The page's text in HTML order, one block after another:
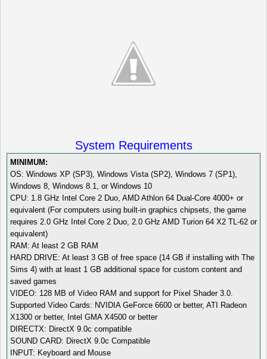
System Requirements
MINIMUM:
OS: Windows XP (SP3), Windows Vista (SP2), Windows 7 (SP1),
Windows 8, Windows 8.1, or Windows 10
CPU: 1.8 GHz Intel Core 2 Duo, AMD Athlon 64 Dual-Core 4000+ or
equivalent (For computers using built-in graphics chipsets, the game
requires 2.0 GHz Intel Core 2 Duo, 2.0 GHz AMD Turion 64 X2 TL-62 or
equivalent)
RAM: At least 2 GB RAM
HARD DRIVE: At least 3 GB of free space (14 GB if installing with The
Sims 4) with at least 1 GB additional space for custom content and
saved games
VIDEO: 128 MB of Video RAM and support for Pixel Shader 3.0.
Supported Video Cards: NVIDIA GeForce 6600 or better, ATI Radeon
X1300 or better, Intel GMA X4500 or better
DIRECTX: DirectX 9.0c compatible
SOUND CARD: DirectX 9.0c Compatible
INPUT: Keyboard and Mouse